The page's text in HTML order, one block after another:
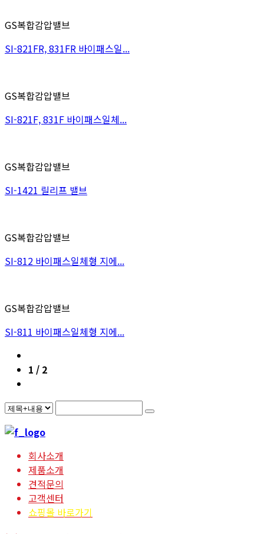
GS복합감압밸브
SI-821FR, 831FR 바이패스일...
GS복합감압밸브
SI-821F, 831F 바이패스일체...
GS복합감압밸브
SI-1421 릴리프 밸브
GS복합감압밸브
SI-812 바이패스일체형 지에...
GS복합감압밸브
SI-811 바이패스일체형 지에...
1 / 2
회사소개
제품소개
견적문의
고객센터
쇼핑몰 바로가기